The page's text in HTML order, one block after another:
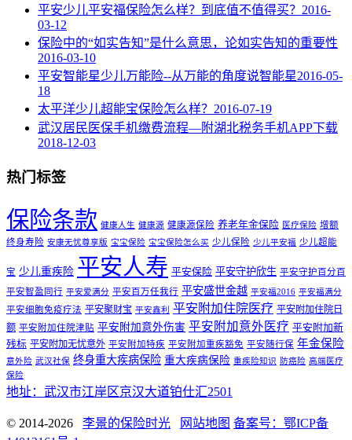
平安少儿平安福保险怎么样？到底值不值得买？ 2016-
03-12
保险中的“如实告知”是什么意思，论如实告知的重要性
2016-03-10
平安智能星少儿万能险--从万能的角度说智能星2016-05-
18
太平洋少儿超能宝保险怎么样？ 2016-07-19
武汉居民医保手机缴费流程—附湖北税务手机APP下载
2018-12-03
热门标签
保险条款 健康人生 健康源 健康源保险 养老年金保险 医疗保险 增额
终身寿险 安康无忧尊享版 宝宝保险 宝宝保险怎么买 少儿保险 少儿平安福 少儿超能
宝 少儿重疾险 平安人寿 平安保险 平安守护欣生 平安守护百分百
平安智盈同行 平安爱满分 平安百万任我行 平安盛世金越 平安福2016 平安福满分
平安细胞免疫疗法 平安聚财宝 平安鑫利 平安附加住院医疗 平安附加住院日
额 平安附加住院津贴 平安附加意外伤害 平安附加意外医疗 平安附加新
残标 平安附加无忧意外 平安附加特疾 平安附加重疾豁免 平安随行保 年金保险
意外险 武汉社保 终身重大疾病保险 重大疾病保险 重疾险知识 防癌险 高端医疗
保险
地址：武汉市江岸区京汉大道铂仕汇2501
© 2014-2026 李景的保险时光 网站地图 备案号：鄂ICP备